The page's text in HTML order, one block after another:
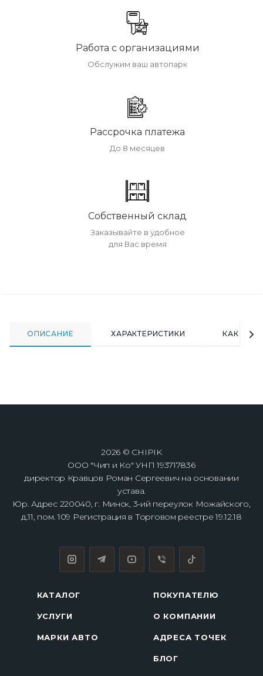
Работа с организациями
Обслужим ваш автопарк
Рассрочка платежа
До 8 месяцев
Собственный склад
Заказывайте в удобное
для Вас время
ОПИСАНИЕ ХАРАКТЕРИСТИКИ КАК
2026 © CHIPIK
ООО "Чип и Ко" УНП 193717836
директор Кравцов Роман Сергеевич на основании
устава.
Юр. Адрес 220040, г. Минск, 3-ий переулок Можайского,
д.11, пом. 109 Регистрация в Торговом реестре 19.12.18
КАТАЛОГ
УСЛУГИ
МАРКИ АВТО
ПОКУПАТЕЛЮ
О КОМПАНИИ
АДРЕСА ТОЧЕК
БЛОГ